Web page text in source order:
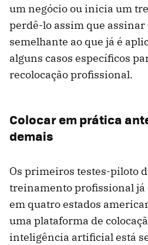
um negócio ou inicia um
perdê-lo assim que
semelhante ao que já é
alguns casos específicos
recolocação profissional.
Colocar em prática
demais
Os primeiros testes-piloto
treinamento profissional já
em quatro estados
uma plataforma de
inteligência artificial está